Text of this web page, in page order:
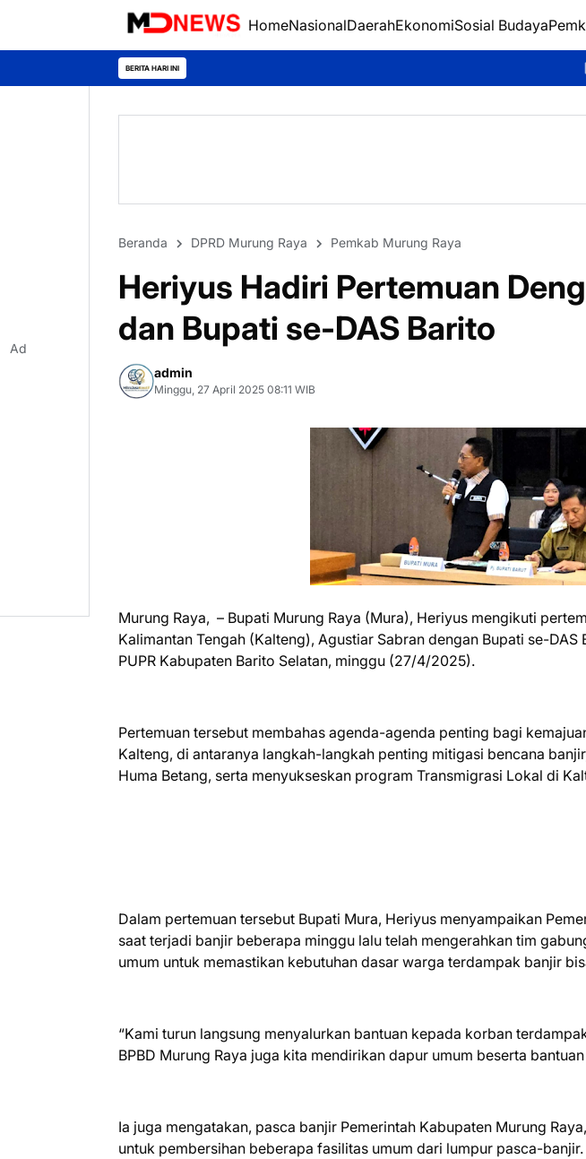
HomeNasionalDaerahEkonomiSosial Budaya
BERITA HARI INI Festival Budaya
Beranda DPRD Murung Raya Pemkab Murung Raya
Heriyus Hadiri Pertemuan
dan Bupati se-DAS Barito
admin
Minggu, 27 April 2025 08:11 WIB
Murung Raya, – Bupati Murung Raya (Mura), Heriyus mengikuti
Kalimantan Tengah (Kalteng), Agustiar Sabran dengan Bupati se-
PUPR Kabupaten Barito Selatan, minggu (27/4/2025).
Pertemuan tersebut membahas agenda-agenda penting bagi
Kalteng, di antaranya langkah-langkah penting mitigasi bencana
Huma Betang, serta menyukseskan program Transmigrasi Lokal di
Dalam pertemuan tersebut Bupati Mura, Heriyus menyampaikan
saat terjadi banjir beberapa minggu lalu telah mengerahkan tim
umum untuk memastikan kebutuhan dasar warga terdampak banjir
“Kami turun langsung menyalurkan bantuan kepada korban
BPBD Murung Raya juga kita mendirikan dapur umum beserta
Ia juga mengatakan, pasca banjir Pemerintah Kabupaten Murung
untuk pembersihan beberapa fasilitas umum dari lumpur pasca-banjir.
Ad